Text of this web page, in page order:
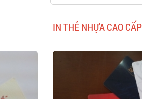
IN THẺ NHỰA CAO CẤP